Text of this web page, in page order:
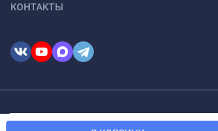
КОНТАКТЫ
Мы используем файлы cookie, чтобы сайт был